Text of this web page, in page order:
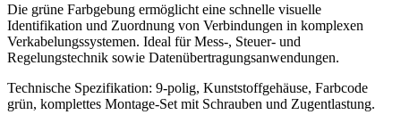
Die grüne Farbgebung ermöglicht eine schnelle visuelle
Identifikation und Zuordnung von Verbindungen in komplexen
Verkabelungssystemen. Ideal für Mess-, Steuer- und
Regelungstechnik sowie Datenübertragungsanwendungen.
Technische Spezifikation: 9-polig, Kunststoffgehäuse, Farbcode
grün, komplettes Montage-Set mit Schrauben und Zugentlastung.